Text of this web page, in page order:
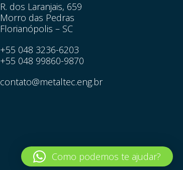
R. dos Laranjais, 659
Morro das Pedras
Florianópolis – SC
+55 048 3236-6203
+55 048 99860-9870
contato@metaltec.eng.br
Como podemos te ajudar?